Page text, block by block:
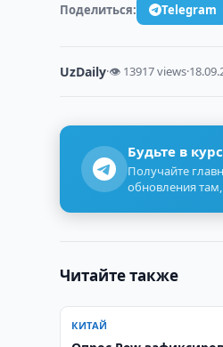
Поделиться: Telegram
UzDaily·👁 13917 views·
Будьте в
Получайте
обновления
Читайте также
КИТАЙ